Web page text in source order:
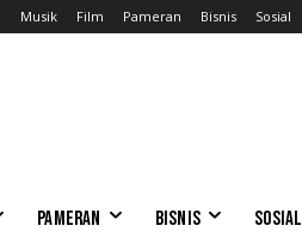
Musik Film Pameran Bisnis Sosial
PAMERAN BISNIS SOSIAL